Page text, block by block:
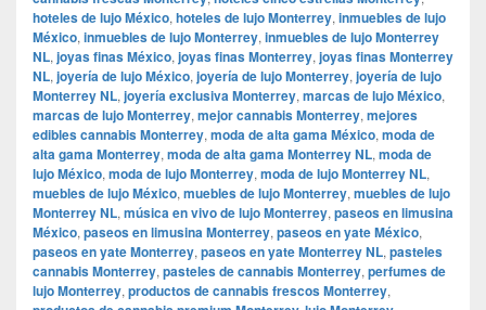
hoteles de lujo México, hoteles de lujo Monterrey, inmuebles de lujo
México, inmuebles de lujo Monterrey, inmuebles de lujo Monterrey
NL, joyas finas México, joyas finas Monterrey, joyas finas Monterrey
NL, joyería de lujo México, joyería de lujo Monterrey, joyería de lujo
Monterrey NL, joyería exclusiva Monterrey, marcas de lujo México,
marcas de lujo Monterrey, mejor cannabis Monterrey, mejores
edibles cannabis Monterrey, moda de alta gama México, moda de
alta gama Monterrey, moda de alta gama Monterrey NL, moda de
lujo México, moda de lujo Monterrey, moda de lujo Monterrey NL,
muebles de lujo México, muebles de lujo Monterrey, muebles de lujo
Monterrey NL, música en vivo de lujo Monterrey, paseos en limusina
México, paseos en limusina Monterrey, paseos en yate México,
paseos en yate Monterrey, paseos en yate Monterrey NL, pasteles
cannabis Monterrey, pasteles de cannabis Monterrey, perfumes de
lujo Monterrey, productos de cannabis frescos Monterrey,